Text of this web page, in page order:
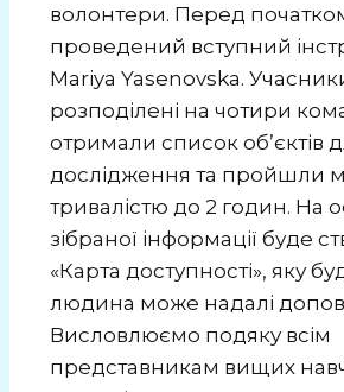
волонтери. Перед
проведений вступний
Mariya Yasenovska.
розподілені на чотири
отримали список об’єктів
дослідження та пройшли
тривалістю до 2 годин. На
зібраної інформації буде
«Карта доступності», яку
людина може надалі
Висловлюємо подяку всім
представникам вищих